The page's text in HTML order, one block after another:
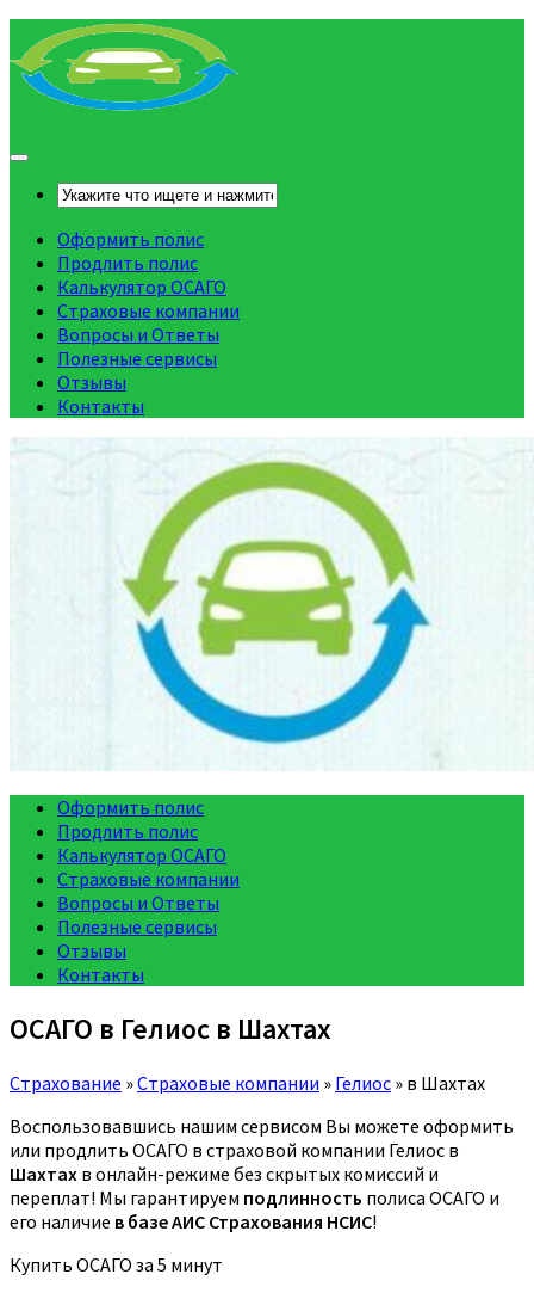
Оформить полис
Продлить полис
Калькулятор ОСАГО
Страховые компании
Вопросы и Ответы
Полезные сервисы
Отзывы
Контакты
Оформить полис
Продлить полис
Калькулятор ОСАГО
Страховые компании
Вопросы и Ответы
Полезные сервисы
Отзывы
Контакты
ОСАГО в Гелиос в Шахтах
Страхование »Страховые компании » Гелиос » в Шахтах
Воспользовавшись нашим сервисом Вы можете оформить
или продлить ОСАГО в страховой компании Гелиос в
Шахтах в онлайн-режиме без скрытых комиссий и
переплат! Мы гарантируем подлинность полиса ОСАГО и
его наличие в базе АИС Страхования НСИС!
Купить ОСАГО за 5 минут